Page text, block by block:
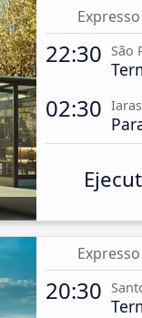
22:30 São
02:30 Iaras
20:30